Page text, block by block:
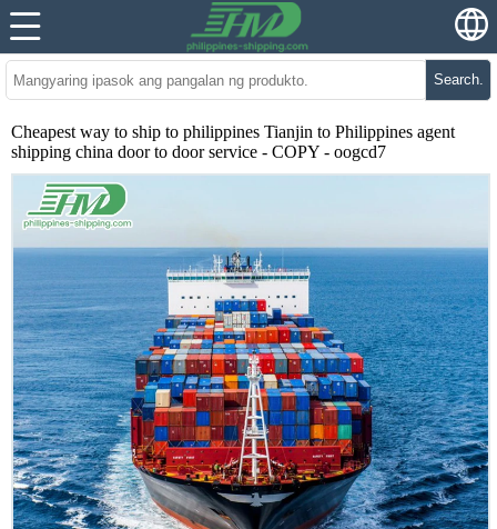
Search.
Cheapest way to ship to philippines Tianjin to Philippines agent
shipping china door to door service - COPY - oogcd7